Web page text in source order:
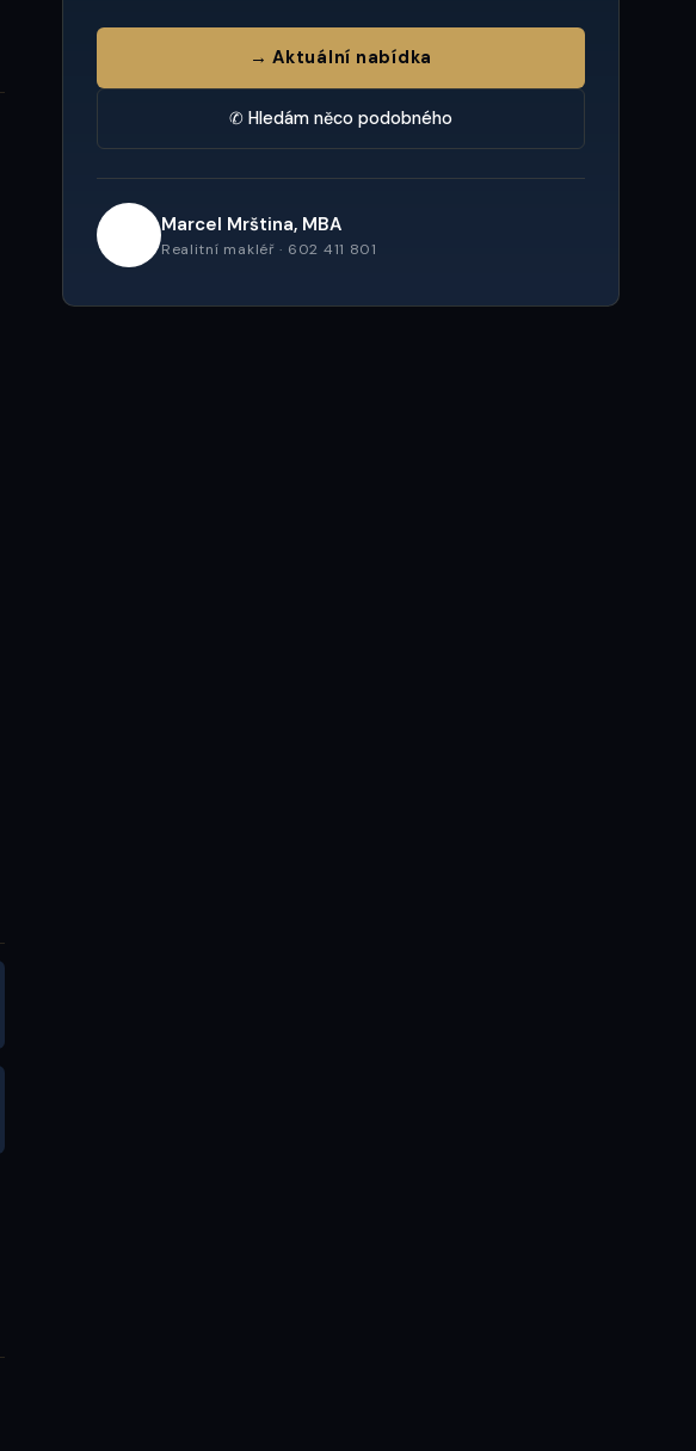
→ Aktuální nabídka
✆ Hledám něco podobného
Marcel Mrština, MBA
Realitní makléř · 602 411 801